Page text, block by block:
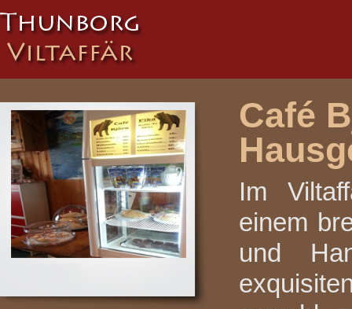
Café
Im
einem
und